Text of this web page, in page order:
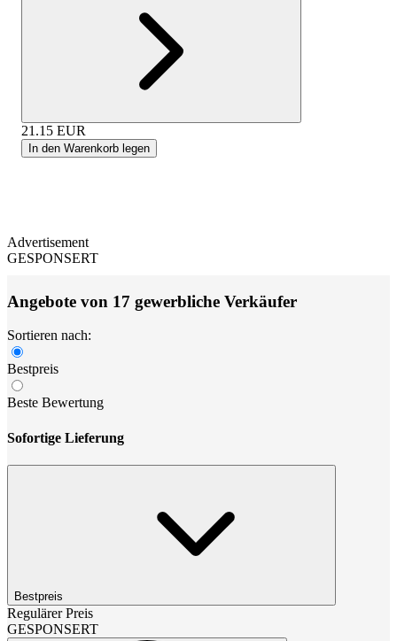
21.15 EUR
In den Warenkorb legen
Advertisement
GESPONSERT
Angebote von 17 gewerbliche Verkäufer
Sortieren nach:
Bestpreis
Beste Bewertung
Sofortige Lieferung
Bestpreis
Regulärer Preis
GESPONSERT